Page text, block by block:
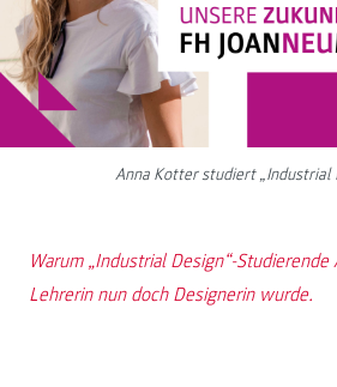
Anna Kotter studiert „Industrial
Warum „Industrial Design“-
Lehrerin nun doch Designerin wurde.